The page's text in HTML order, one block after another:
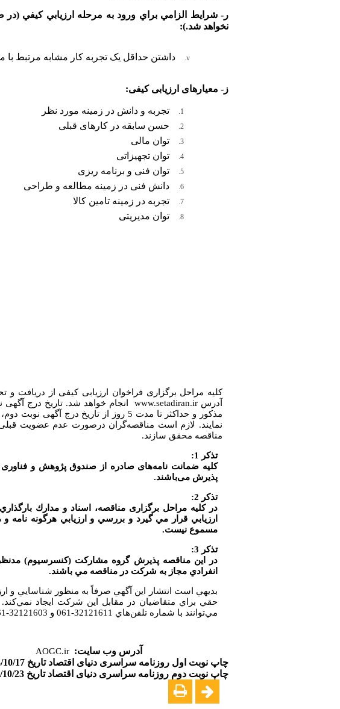
ر- شرايط الزامي براي ورود به مرحله ارزيابي كيفي
نخواهد شد.):
داشتن حداقل یک تجربه کار مشابه مرتبط
ز- معیارهای ارزیابی کیفی:
تجربه و دانش در زمینه مورد نظر
حسن سابقه در کارهای قبلی
توان مالی
توان تجهیزاتی
توان فنی و برنامه ریزی
دانش فنی در زمینه مطالعه و طراحی
تجربه در زمینه تامین کالا
توان مدیریتی
کلیه مراحل برگزاری فراخوان ارزیابی کیفی از دریافت و
آدرس www.setadiran.ir انجام خواهد شد. تاریخ درج آگهی
مذکور و حداکثر تا مدت 5 روز از تاریخ
نمایند. لازم است مناقصه‌گران درصورت عدم عضویت
مناقصه محقق سازند.
تذکر 1:
کلیه ضمانت نامه‌های صادره از صندوق پژوهش و
پذیرش می‌باشند.
تذکر 2:
در کلیه مراحل برگزاری مناقصه، اسناد و مدارك
ارزيابي قرار مي گيرد و بررسي و ارزيابي هرگونه
مسموع نيست.
تذکر 3:
در اين مناقصه پذيرش گروه مشاركت (كنسرسيوم)
انفرادي مجاز به شركت در مناقصه مي باشند.
بديهي است انتشار اين آگهي صرفاً به منظور شناسايي و
حقي براي متقاضيان در مقابل اين شركت ايجاد
مي‌توانند با شماره تلفن‌هاي 32121611-061 و 32121603-061 تماس بگيرند
آدرس وب سایت: AOGC.ir
چاپ نوبت اول روزنامه سراسری دنیای اقتصاد تاریخ 1404/10/17
چاپ نوبت دوم روزنامه سراسری دنیای اقتصاد تاریخ 1404/10/23